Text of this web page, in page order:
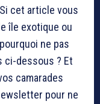
cet article vous
île exotique ou
ne pas
ci-dessous ? Et
camarades
pour ne